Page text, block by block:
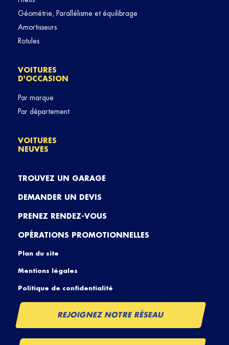
Géométrie, Parallélisme et équilibrage
Amortisseurs
Rotules
VOITURES
D'OCCASION
Par marque
Par département
VOITURES
NEUVES
TROUVEZ UN GARAGE
DEMANDER UN DEVIS
PRENEZ RENDEZ-VOUS
OPÉRATIONS PROMOTIONNELLES
Plan du site
Mentions légales
Politique de confidentialité
REJOIGNEZ NOTRE RÉSEAU